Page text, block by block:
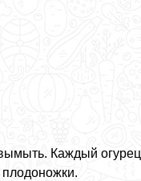
Каждый огурец